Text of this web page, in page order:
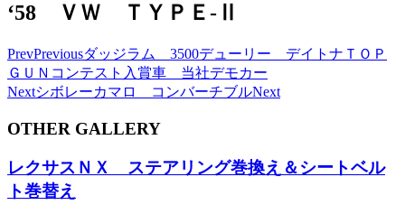
‘58 ＶＷ ＴＹＰＥ-Ⅱ
PrevPreviousダッジラム 3500デューリー デイトナＴＯＰ
ＧＵＮコンテスト入賞車 当社デモカー
Nextシボレーカマロ コンバーチブルNext
OTHER GALLERY
レクサスＮＸ ステアリング巻換え＆シートベル
ト巻替え